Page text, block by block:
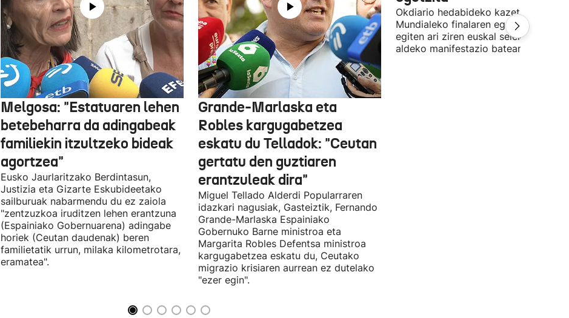
Melgosa: "Estatuaren lehen
betebeharra da adingabeak
familiekin itzultzeko bideak
agortzea"
Eusko Jaurlaritzako Berdintasun,
Justizia eta Gizarte Eskubideetako
sailburuak nabarmendu du ez zaiola
"zentzuzkoa iruditzen lehen erantzuna
(Espainiako Gobernuarena) adingabe
horiek (Ceutan daudenak) beren
familietatik urrun, milaka kilometrotara,
eramatea".
Grande-Marlaska eta
Robles kargugabetzea
eskatu du Telladok: "Ceutan
gertatu den guztiaren
erantzuleak dira"
Miguel Tellado Alderdi Popularraren
idazkari nagusiak, Gasteiztik, Fernando
Grande-Marlaska Espainiako
Gobernuko Barne ministroa eta
Margarita Robles Defentsa ministroa
kargugabetzea eskatu du, Ceutako
migrazio krisiaren aurrean ez dutelako
"ezer egin".
Okdiario hedabideko kazetaria
Mundialeko finalaren egunean Bilbon
egiten ari ziren euskal selekzioaren
aldeko manifestazio batean zegoen.